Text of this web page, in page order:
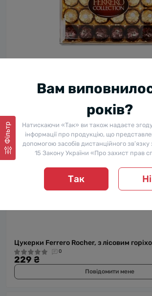
Фільтр
0
875 ₴
Цукерки Ferrero Rocher, з лісовим
0
229 ₴
Повідомити мене
Вам
років?
Натискаючи «Так» ви також надаєте
інформації про продукцію, що
допомогою засобів дистанційного зв’язку
15 Закону України «Про захист прав
Так Ні